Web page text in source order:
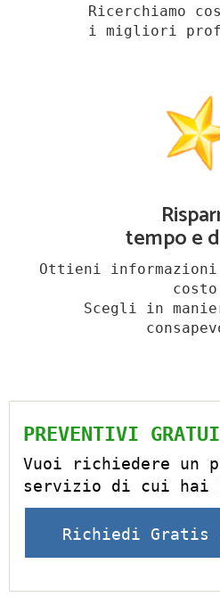
Ricerchiamo
i migliori
tempo e
Ottieni
Scegli in
PREVENTIVI
Vuoi richiedere un
servizio di cui hai
Richiedi